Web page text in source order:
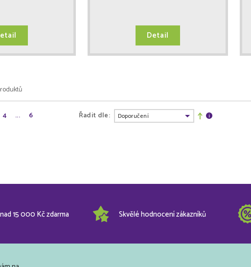
Detail
4 ... 6 Řadit dle:
15 000 Kč zdarma Skvělé hodnocení zákazníků